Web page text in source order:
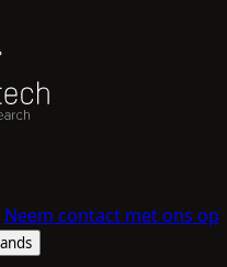
Neem contact met ons op